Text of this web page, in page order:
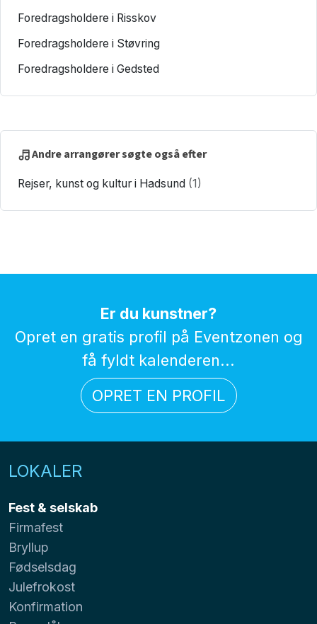
Foredragsholdere i Risskov
Foredragsholdere i Støvring
Foredragsholdere i Gedsted
Andre arrangører søgte også efter
Rejser, kunst og kultur i Hadsund (1)
Er du kunstner?
Opret en gratis profil på Eventzonen og
få fyldt kalenderen...
OPRET EN PROFIL
LOKALER
Fest & selskab
Firmafest
Bryllup
Fødselsdag
Julefrokost
Konfirmation